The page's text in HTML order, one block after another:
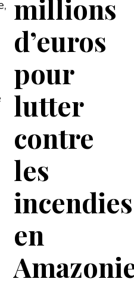
millions
d’euros
pour
lutter
contre
les
incendies
en